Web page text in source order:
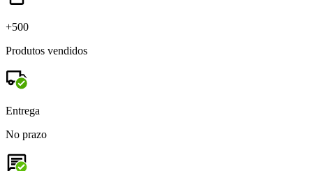
+500
Produtos vendidos
Entrega
No prazo